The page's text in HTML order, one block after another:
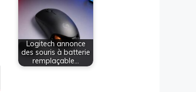
Logitech annonce
des souris à batterie
remplaçable…